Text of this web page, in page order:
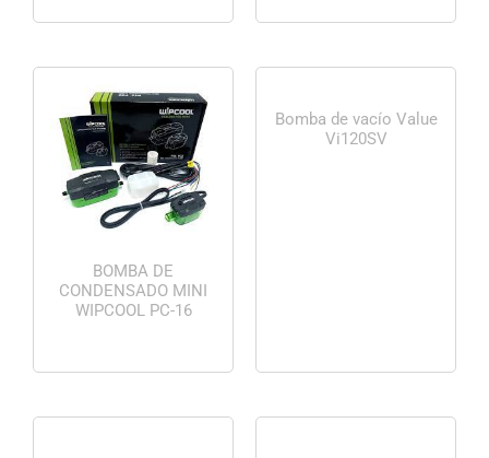
BOMBA DE
CONDENSADO MINI
WIPCOOL PC-16
Bomba de vacío Value
Vi120SV